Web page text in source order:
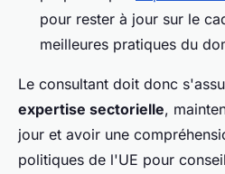
pour rester à jour sur le
meilleures pratiques du
Le consultant doit donc
expertise sectorielle,
jour et avoir une
politiques de l'UE pour